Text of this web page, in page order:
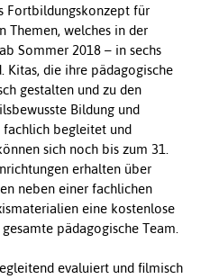
Fortbildungskonzept für
Themen, welches in der
Sommer 2018 – in sechs
Kitas, die ihre pädagogische
gestalten und zu den
Bildung und
begleitet und
sich noch bis zum 31.
erhalten über
neben einer fachlichen
eine kostenlose
pädagogische Team.
evaluiert und filmisch